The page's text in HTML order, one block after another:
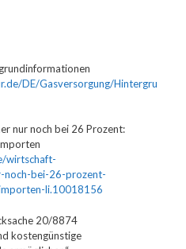
DE/Gasversorgung/Hintergru
nur noch bei 26 Prozent:
wirtschaft-
noch-bei-26-prozent-
li.10018156
20/8874
kostengünstige